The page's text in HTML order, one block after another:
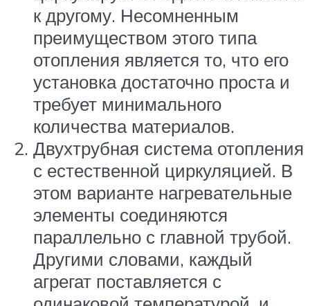
к другому. Несомненным
преимуществом этого типа
отопления является то, что его
установка достаточно проста и
требует минимального
количества материалов.
Двухтрубная система отопления
с естественной циркуляцией. В
этом варианте нагревательные
элементы соединяются
параллельно с главной трубой.
Другими словами, каждый
агрегат поставляется с